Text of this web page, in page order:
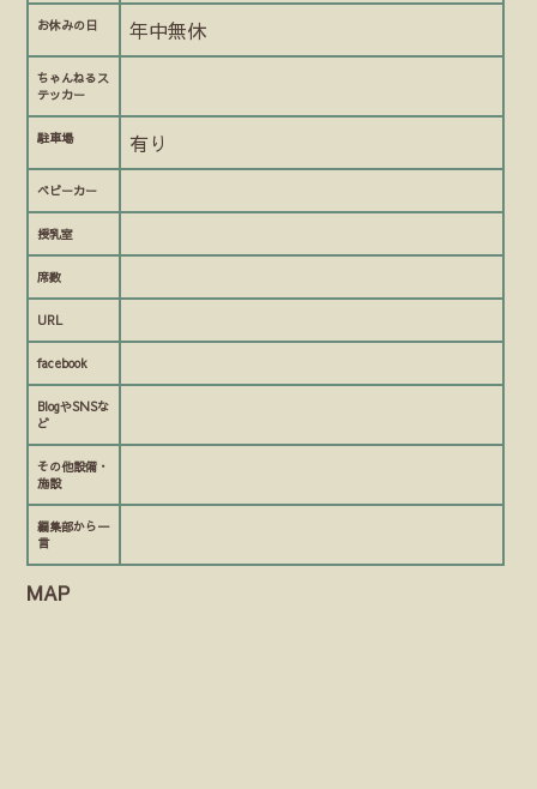
お休みの日 年中無休
ちゃんねるス
テッカー
駐車場 有り
ベビーカー
授乳室
席数
URL
facebook
BlogやSNSな
ど
その他設備・
施設
編集部から一
言
MAP